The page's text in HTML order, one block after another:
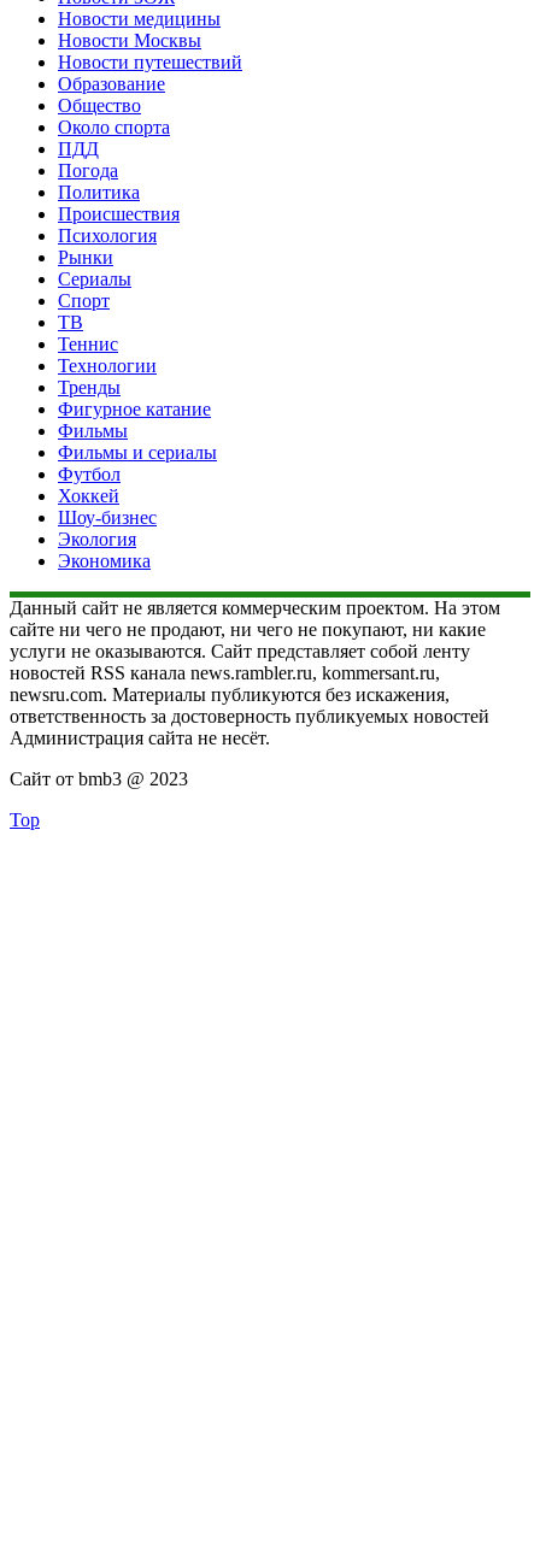
Новости медицины
Новости Москвы
Новости путешествий
Образование
Общество
Около спорта
ПДД
Погода
Политика
Происшествия
Психология
Рынки
Сериалы
Спорт
ТВ
Теннис
Технологии
Тренды
Фигурное катание
Фильмы
Фильмы и сериалы
Футбол
Хоккей
Шоу-бизнес
Экология
Экономика
Данный сайт не является коммерческим проектом. На этом
сайте ни чего не продают, ни чего не покупают, ни какие
услуги не оказываются. Сайт представляет собой ленту
новостей RSS канала news.rambler.ru, kommersant.ru,
newsru.com. Материалы публикуются без искажения,
ответственность за достоверность публикуемых новостей
Администрация сайта не несёт.
Сайт от bmb3 @ 2023
Top